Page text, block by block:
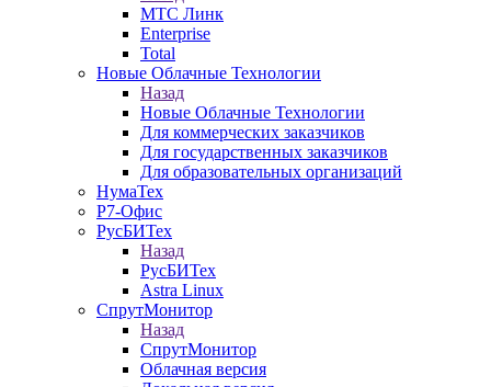
МТС Линк
Enterprise
Total
Новые Облачные Технологии
Назад
Новые Облачные Технологии
Для коммерческих заказчиков
Для государственных заказчиков
Для образовательных организаций
НумаТех
Р7-Офис
РусБИТех
Назад
РусБИТех
Astra Linux
СпрутМонитор
Назад
СпрутМонитор
Облачная версия